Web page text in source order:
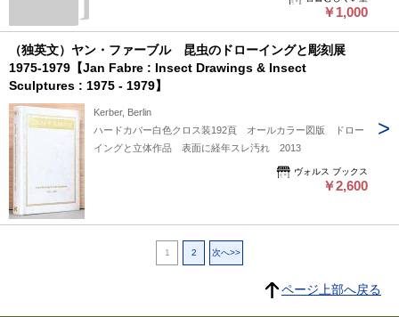
(2011-2013)
＜展覧会図
録＞
￥1,000
（独英文）ヤン・ファーブル 昆虫のドローイングと彫刻展
1975-1979【Jan Fabre : Insect Drawings & Insect
Sculptures : 1975 - 1979】
Kerber, Berlin
ハードカバー白色クロス装192頁 オールカラー図版 ドロー
イングと立体作品 表面に経年スレ汚れ 2013
ヴォルス ブックス
￥2,600
1 2 次へ>>
ページ上部へ戻る